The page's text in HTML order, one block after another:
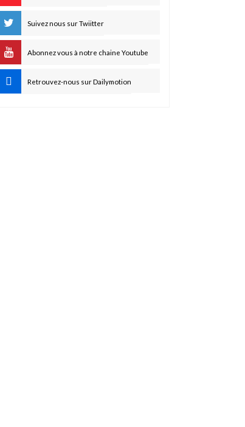
Suivez nous sur Twiitter
Abonnez vous à notre chaine Youtube
Retrouvez-nous sur Dailymotion